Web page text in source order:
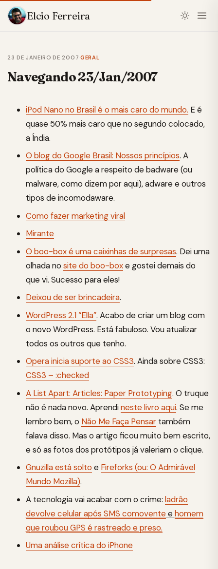
Elcio Ferreira
23 DE JANEIRO DE 2007 GERAL
Navegando 23/Jan/2007
iPod Nano no Brasil é o mais caro do mundo. E é
quase 50% mais caro que no segundo colocado,
a Índia.
O blog do Google Brasil: Nossos princípios. A
política do Google a respeito de badware (ou
malware, como dizem por aqui), adware e outros
tipos de incomodaware.
Como fazer marketing viral
Mirante
O boo-box é uma caixinhas de surpresas. Dei uma
olhada no site do boo-boxe gostei demais do
que vi. Sucesso para eles!
Deixou de ser brincadeira.
WordPress 2.1 “Ella”. Acabo de criar um blog com
o novo WordPress. Está fabuloso. Vou atualizar
todos os outros que tenho.
Opera inicia suporte ao CSS3. Ainda sobre CSS3:
CSS3 – :checked
A List Apart: Articles: Paper Prototyping. O truque
não é nada novo. Aprendineste livro aqui. Se me
lembro bem, o Não Me Faça Pensartambém
falava disso. Mas o artigo ficou muito bem escrito,
e só as fotos dos protótipos já valeriam o clique.
Gnuzilla está solto e Fireforks (ou: O Admirável
Mundo Mozilla).
A tecnologia vai acabar com o crime: ladrão
devolve celular após SMS comoventeehomem
que roubou GPS é rastreado e preso.
Uma análise crítica do iPhone